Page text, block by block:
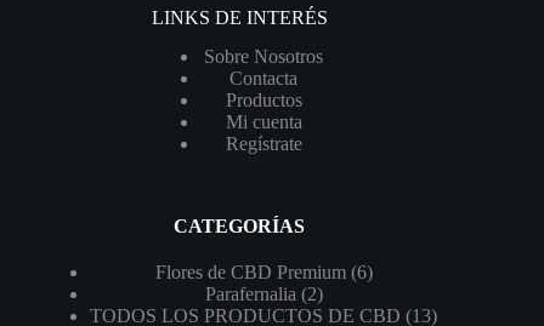
LINKS DE INTERÉS
Sobre Nosotros
Contacta
Productos
Mi cuenta
Regístrate
CATEGORÍAS
Flores de CBD Premium 66
Parafernalia 22
productos
TODOS LOS PRODUCTOS DE CBD 1313